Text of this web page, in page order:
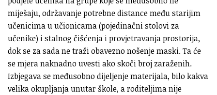
miješaju, održavanje potrebne distance među starijim
učenicima u učionicama (pojedinačni stolovi za
učenike) i stalnog čišćenja i provjetravanja prostorija,
dok se za sada ne traži obavezno nošenje maski. Ta će
se mjera naknadno uvesti ako skoči broj zaraženih.
Izbjegava se međusobno dijeljenje materijala, bilo kakva
velika okupljanja unutar škole, a roditeljima nije